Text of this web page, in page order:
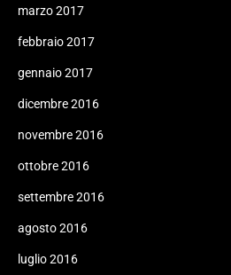
marzo 2017
febbraio 2017
gennaio 2017
dicembre 2016
novembre 2016
ottobre 2016
settembre 2016
agosto 2016
luglio 2016